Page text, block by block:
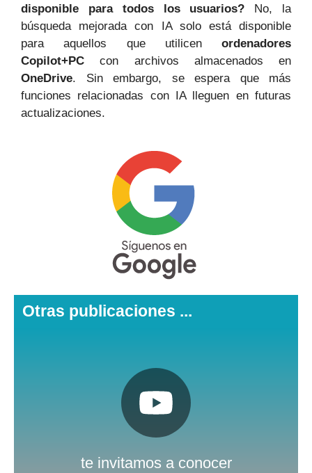
disponible para todos los usuarios? No, la
búsqueda mejorada con IA solo está disponible
para aquellos que utilicen ordenadores
Copilot+PC con archivos almacenados en
OneDrive. Sin embargo, se espera que más
funciones relacionadas con IA lleguen en futuras
actualizaciones.
Otras publicaciones ...
te invitamos a conocer
Pulsa aquí